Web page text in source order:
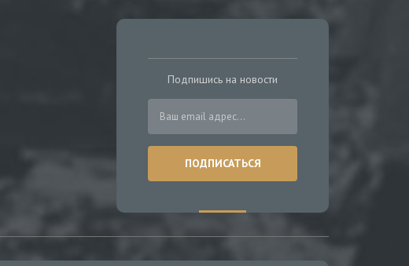
Подпишись на новости